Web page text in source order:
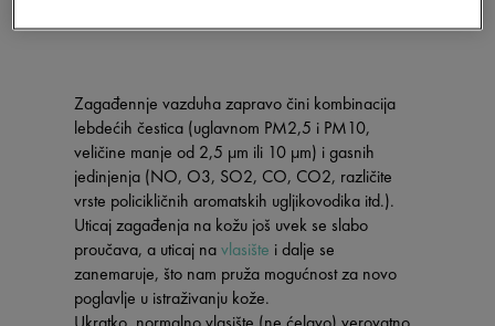
Zagađennje vazduha zapravo čini kombinacija
lebdećih čestica (uglavnom PM2,5 i PM10,
veličine manje od 2,5 μm ili 10 μm) i gasnih
jedinjenja (NO, O3, SO2, CO, CO2, različite
vrste policikličnih aromatskih ugljikovodika itd.).
Uticaj zagađenja na kožu još uvek se slabo
proučava, a uticaj navlasište i dalje se
zanemaruje, što nam pruža mogućnost za novo
poglavlje u istraživanju kože.